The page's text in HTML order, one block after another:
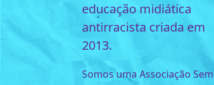
educação midiática
antirracista criada em
2013.
Somos uma Associação Sem